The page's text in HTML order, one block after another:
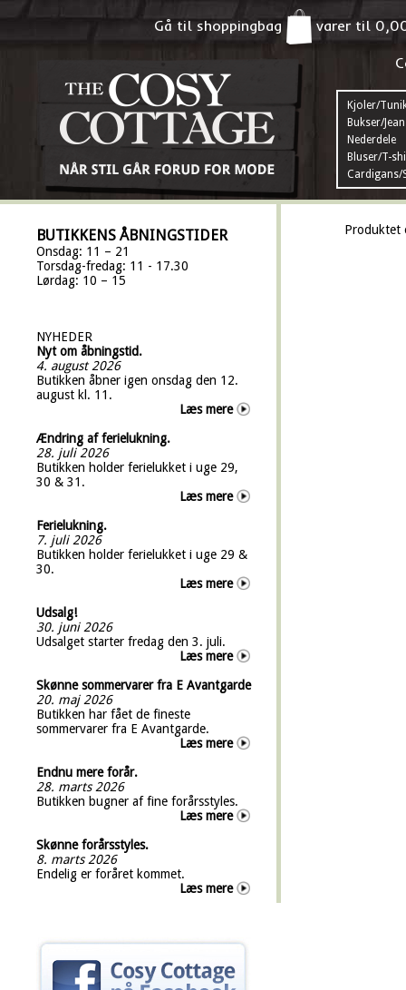
Gå til shoppingbag varer til
Kjoler/
Bukser/
Nederdele
Bluser/T-
Cardigans/
BUTIKKENS ÅBNINGSTIDER
Onsdag: 11 – 21
Torsdag-fredag: 11 - 17.30
Lørdag: 10 – 15
NYHEDER
Nyt om åbningstid.
4. august 2026
Butikken åbner igen onsdag den 12.
august kl. 11.
Læs mere
Ændring af ferielukning.
28. juli 2026
Butikken holder ferielukket i uge 29,
30 & 31.
Læs mere
Ferielukning.
7. juli 2026
Butikken holder ferielukket i uge 29 &
30.
Læs mere
Udsalg!
30. juni 2026
Udsalget starter fredag den 3. juli.
Læs mere
Skønne sommervarer fra E Avantgarde
20. maj 2026
Butikken har fået de fineste
sommervarer fra E Avantgarde.
Læs mere
Endnu mere forår.
28. marts 2026
Butikken bugner af fine forårsstyles.
Læs mere
Skønne forårsstyles.
8. marts 2026
Endelig er foråret kommet.
Læs mere
Produktet